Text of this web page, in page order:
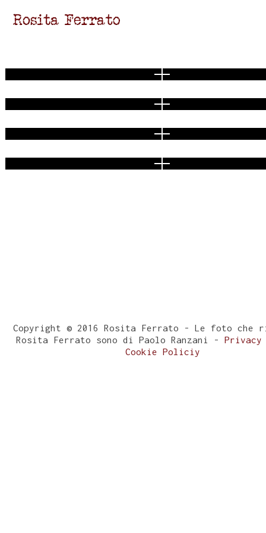
Copyright © 2016 Rosita Ferrato - Le foto che
Rosita Ferrato sono di Paolo Ranzani -
Cookie Policiy